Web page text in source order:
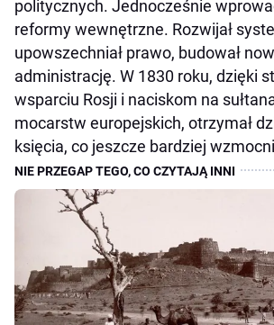
politycznych. Jednocześnie
reformy wewnętrzne. Rozwijał
upowszechniał prawo, budował
administrację. W 1830 roku, dzięki
wsparciu Rosji i naciskom na
mocarstw europejskich, otrzymał
księcia, co jeszcze bardziej